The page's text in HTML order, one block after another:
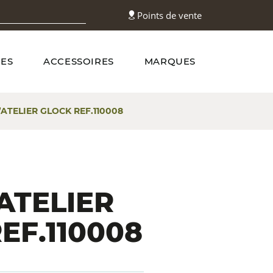
Points de vente
ACCESSOIRES MARQUES
GLOCK REF.110008